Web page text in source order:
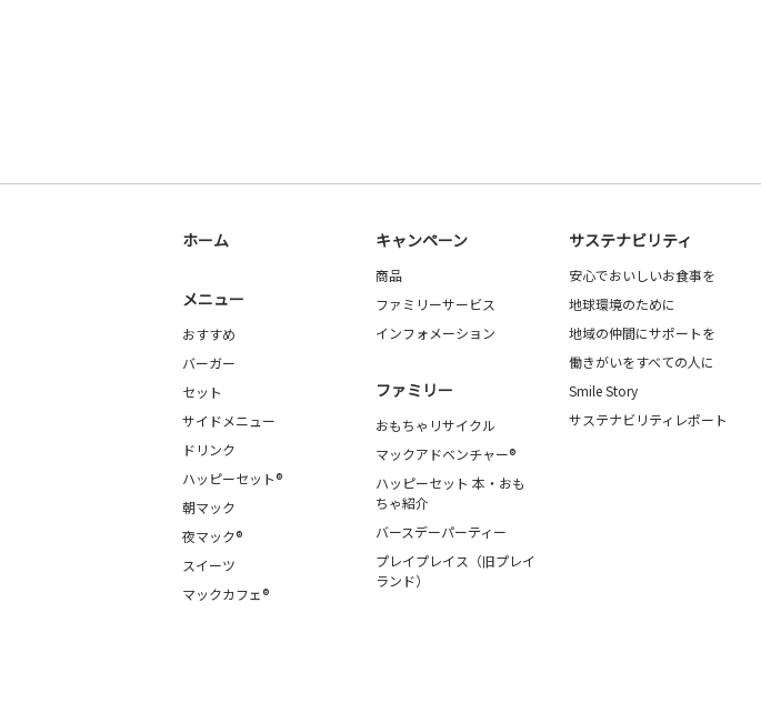
ホーム
メニュー
おすすめ
バーガー
セット
サイドメニュー
ドリンク
ハッピーセット®
朝マック
夜マック®
スイーツ
マックカフェ®
キャンペーン
商品
ファミリーサービス
インフォメーション
ファミリー
おもちゃリサイクル
マックアドベンチャー®
ハッピーセット 本・おも
ちゃ紹介
バースデーパーティー
プレイプレイス（旧プレイ
ランド）
サステナビリティ
安心でおいしいお食事を
地球環境のために
地域の仲間にサポートを
働きがいをすべての人に
Smile Story
サステナビリティレポート